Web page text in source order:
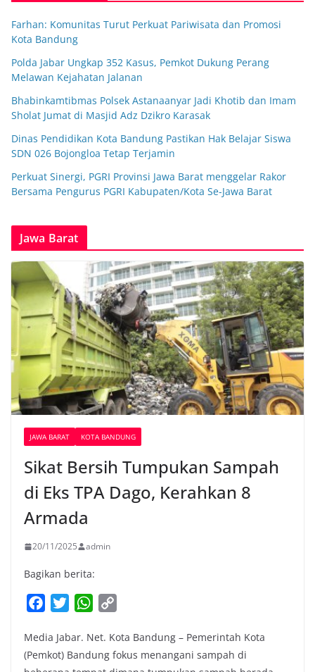
Farhan: Komunitas Turut Perkuat Pariwisata dan Promosi
Kota Bandung
Polda Jabar Ungkap 352 Kasus, Pemkot Dukung Perang
Melawan Kejahatan Jalanan
Bhabinkamtibmas Polsek Astanaanyar Jadi Khotib dan Imam
Sholat Jumat di Masjid Adz Dzikro Karasak
Dinas Pendidikan Kota Bandung Pastikan Hak Belajar Siswa
SDN 026 Bojongloa Tetap Terjamin
Perkuat Sinergi, PGRI Provinsi Jawa Barat menggelar Rakor
Bersama Pengurus PGRI Kabupaten/Kota Se-Jawa Barat
Jawa Barat
JAWA BARAT KOTA BANDUNG
Sikat Bersih Tumpukan Sampah
di Eks TPA Dago, Kerahkan 8
Armada
20/11/2025 admin
Bagikan berita:
c
e
i
t
W
a
t
p
y
Media Jabar. Net. Kota Bandung – Pemerintah Kota
(Pemkot) Bandung fokus menangani sampah di